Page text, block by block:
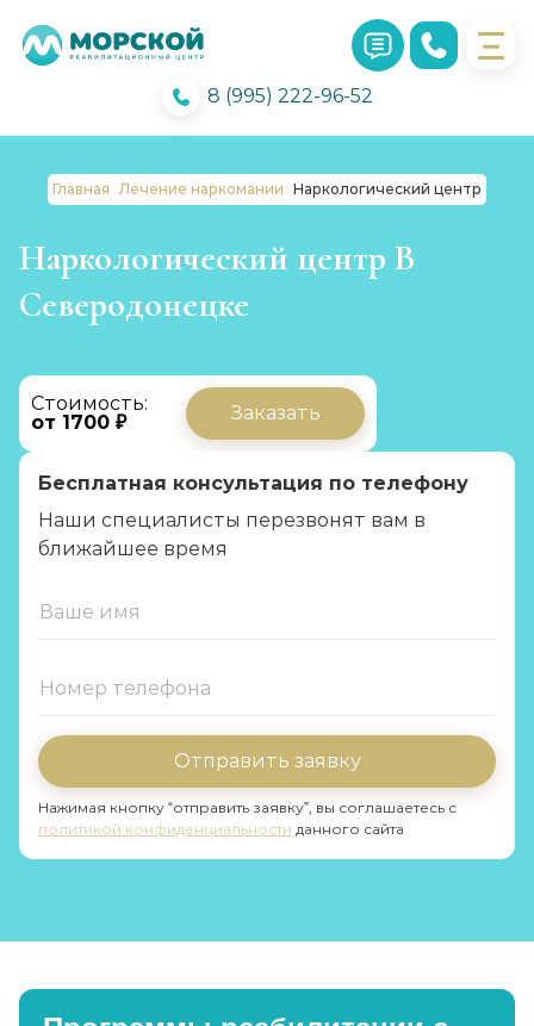
8 (995) 222-96-52
Главная Лечение наркомании Наркологический центр
Наркологический центр В
Северодонецке
Стоимость:
от 1700 ₽
Заказать
Бесплатная консультация по телефону
Наши специалисты перезвонят вам в
ближайшее время
Отправить заявку
Нажимая кнопку “отправить заявку”, вы соглашаетесь с
политикой конфиденциальности данного сайта